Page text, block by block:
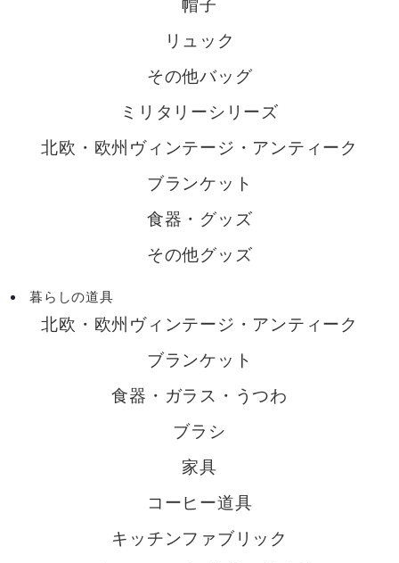
帽子
リュック
その他バッグ
ミリタリーシリーズ
北欧・欧州ヴィンテージ・アンティーク
ブランケット
食器・グッズ
その他グッズ
暮らしの道具
北欧・欧州ヴィンテージ・アンティーク
ブランケット
食器・ガラス・うつわ
ブラシ
家具
コーヒー道具
キッチンファブリック